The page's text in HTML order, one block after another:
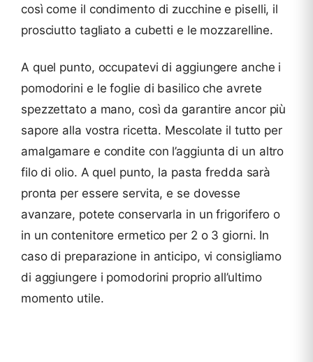
così come il condimento di zucchine e piselli, il
prosciutto tagliato a cubetti e le mozzarelline.
A quel punto, occupatevi di aggiungere anche i
pomodorini e le foglie di basilico che avrete
spezzettato a mano, così da garantire ancor più
sapore alla vostra ricetta. Mescolate il tutto per
amalgamare e condite con l’aggiunta di un altro
filo di olio. A quel punto, la pasta fredda sarà
pronta per essere servita, e se dovesse
avanzare, potete conservarla in un frigorifero o
in un contenitore ermetico per 2 o 3 giorni. In
caso di preparazione in anticipo, vi consigliamo
di aggiungere i pomodorini proprio all’ultimo
momento utile.